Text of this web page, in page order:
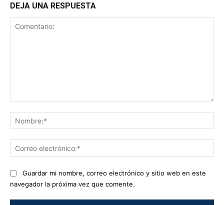
DEJA UNA RESPUESTA
Guardar mi nombre, correo electrónico y sitio web en este
navegador la próxima vez que comente.